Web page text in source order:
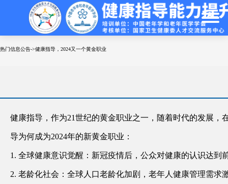
热门信息公告->健康指导，2024又一个黄金职业
健康指导，作为21世纪的黄金职业之一，随着时代的发展
导为何成为2024年的新黄金职业：
1. 全球健康意识觉醒：新冠疫情后，公众对健康的认识达
2. 老龄化社会：全球人口老龄化加剧，老年人健康管理需